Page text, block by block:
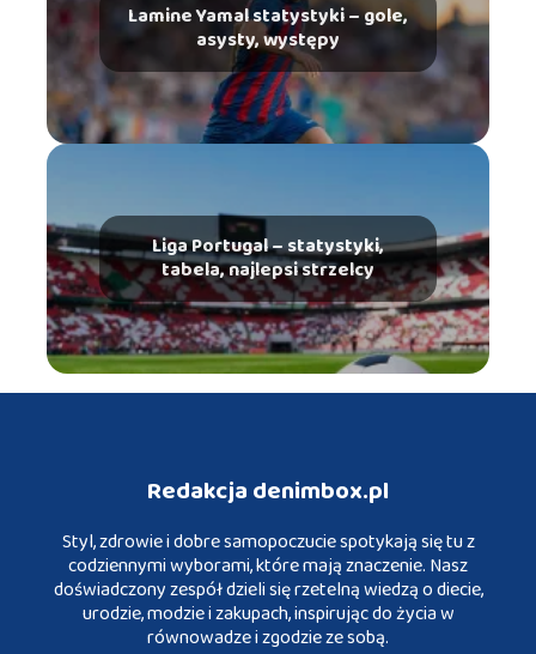
Lamine Yamal statystyki – gole,
asysty, występy
Liga Portugal – statystyki,
tabela, najlepsi strzelcy
Redakcja denimbox.pl
Styl, zdrowie i dobre samopoczucie spotykają się tu z
codziennymi wyborami, które mają znaczenie. Nasz
doświadczony zespół dzieli się rzetelną wiedzą o diecie,
urodzie, modzie i zakupach, inspirując do życia w
równowadze i zgodzie ze sobą.